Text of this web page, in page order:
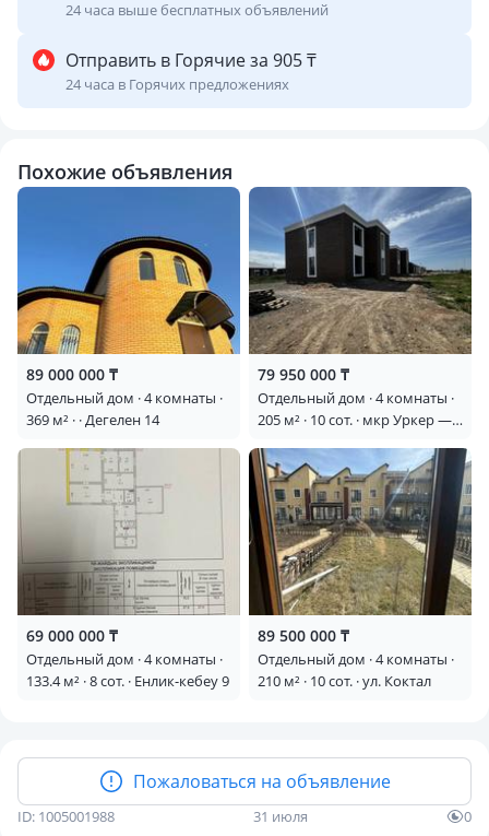
24 часа выше бесплатных объявлений
Отправить в Горячие за 905 ₸
24 часа в Горячих предложениях
Похожие объявления
89 000 000 ₸
Отдельный дом · 4 комнаты ·
369 м² · · Дегелен 14
79 950 000 ₸
Отдельный дом · 4 комнаты ·
205 м² · 10 сот. · мкр Уркер —
69 000 000 ₸
Отдельный дом · 4 комнаты ·
133.4 м² · 8 сот. · Енлик-кебеу 9
89 500 000 ₸
Отдельный дом · 4 комнаты ·
210 м² · 10 сот. · ул. Коктал
Пожаловаться на объявление
ID: 1005001988 31 июля 0